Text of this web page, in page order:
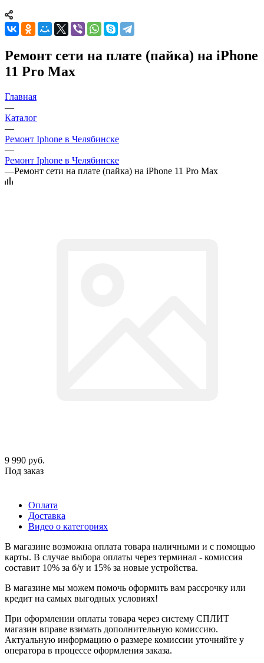
Ремонт сети на плате (пайка) на iPhone
11 Pro Max
Главная
—
Каталог
—
Ремонт Iphone в Челябинске
—
Ремонт Iphone в Челябинске
—Ремонт сети на плате (пайка) на iPhone 11 Pro Max
9 990 руб.
Под заказ
Оплата
Доставка
Видео о категориях
В магазине возможна оплата товара наличными и с помощью
карты. В случае выбора оплаты через терминал - комиссия
составит 10% за б/у и 15% за новые устройства.
В магазине мы можем помочь оформить вам рассрочку или
кредит на самых выгодных условиях!
При оформлении оплаты товара через систему СПЛИТ
магазин вправе взимать дополнительную комиссию.
Актуальную информацию о размере комиссии уточняйте у
оператора в процессе оформления заказа.